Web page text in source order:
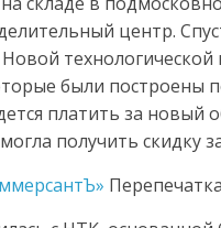
центр.
Новой
были построены
платить за новый
получить скидку
Перепечатка